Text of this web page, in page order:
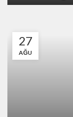
27
AĞU